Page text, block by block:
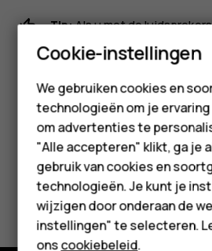
Smartphones
Feature
Accessoires
HMD Terra M
Voor bedrijven
Tablets
Tip:Als u met de
een radiozender wilt
schakelt uLuidsprekerin.
verbonden.
Was deze informatie
Ja Nee
Cookie-instellingen
We gebruiken cookies en
technologieën om je
om advertenties te
"Alle accepteren" klikt, ga je
gebruik van cookies en
technologieën. Je kunt je
wijzigen door onderaan de
instellingen" te selecteren.
onscookiebeleid.